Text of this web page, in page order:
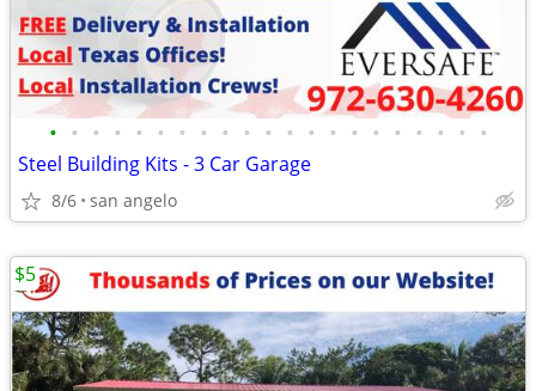
• • • • • • • • • • • • • • • • • • • • •
Steel Building Kits - 3 Car Garage
8/6 san angelo
$5